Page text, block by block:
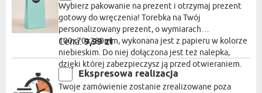
Wybierz pakowanie na prezent i otrzymaj prezent
gotowy do wręczenia! Torebka na Twój
personalizowany prezent, o wymiarach
100x70x280mm, wykonana jest z papieru w kolorze
niebieskim. Do niej dołączona jest też nalepka,
dzięki której zabezpieczysz ją przed otwieraniem.
Cena:9,99 zł
Ekspresowa realizacja
Twoje zamówienie zostanie zrealizowane poza